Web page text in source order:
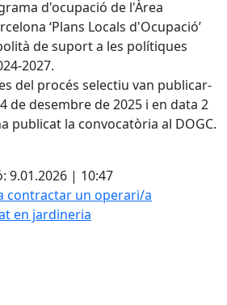
d'ocupació de l'Àrea
‘Plans Locals d'Ocupació’
de suport a les polítiques
2027.
del procés selectiu van publicar-
de desembre de 2025 i en data 2
publicat la convocatòria al DOGC.
9.01.2026 | 10:47
un operari/a polivalent,